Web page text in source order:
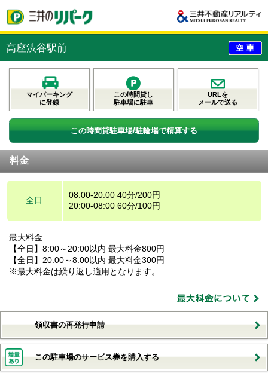
高座渋谷駅前
マイパーキング
に登録
この時間貸し
駐車場に駐車
URLを
メールで送る
この時間貸駐車場/駐輪場で精算する
料金
全日
08:00-20:00 40分/200円
20:00-08:00 60分/100円
最大料金
【全日】8:00～20:00以内 最大料金800円
【全日】20:00～8:00以内 最大料金300円
※最大料金は繰り返し適用となります。
領収書の再発行申請
この駐車場のサービス券を購入する